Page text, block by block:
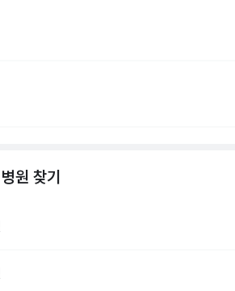
병원 찾기